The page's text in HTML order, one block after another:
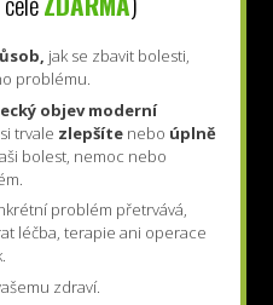
jak se zbavit bolesti,
problému.
objev moderní
trvale zlepšíte nebo úplně
bolest, nemoc nebo
problém přetrvává,
léčba, terapie ani operace
zdraví.